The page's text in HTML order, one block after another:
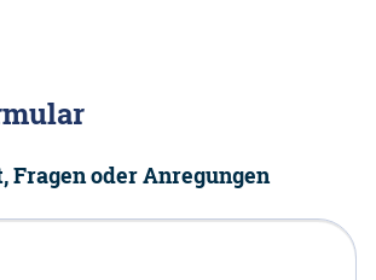
Fragen oder Anregungen